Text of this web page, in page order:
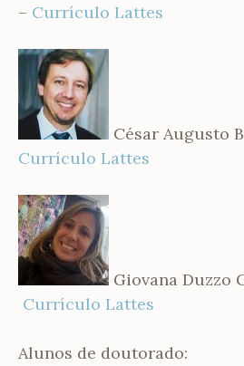
– Currículo Lattes
César Augusto
Currículo Lattes
Giovana Duzzo
Currículo Lattes
Alunos de doutorado: